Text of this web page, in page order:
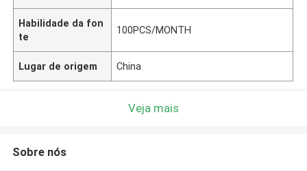
Habilidade da fon
te
100PCS/MONTH
Lugar de origem China
Veja mais
Sobre nós